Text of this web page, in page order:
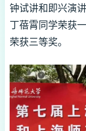
钟试讲和即兴演
丁蓓霄同学荣获
荣获三等奖。